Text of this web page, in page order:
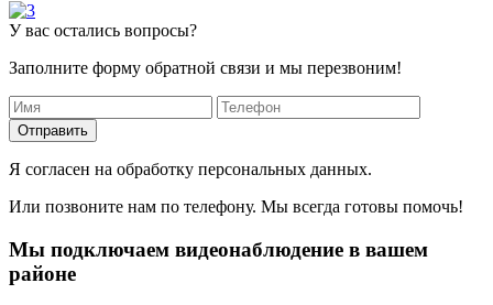
У вас остались вопросы?
Заполните форму обратной связи и мы перезвоним!
Отправить
Я согласен на обработку персональных данных.
Или позвоните нам по телефону. Мы всегда готовы помочь!
Мы подключаем видеонаблюдение в вашем
районе